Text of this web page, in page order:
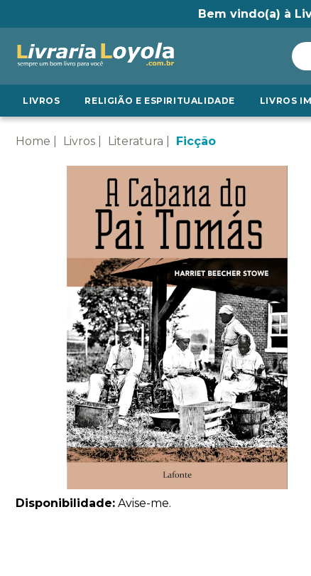
Bem vindo(a) à
LIVROS RELIGIÃO E ESPIRITUALIDADE LIVROS
Home Livros Literatura Ficção
Disponibilidade: Avise-me.